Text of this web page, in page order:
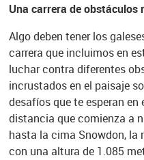
Una carrera de obstáculos
Algo deben tener los
carrera que incluimos en
luchar contra diferentes
incrustados en el paisaje
desafíos que te esperan
distancia que comienza a
hasta la cima Snowdon, la
con una altura de 1.085